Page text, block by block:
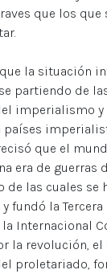
que los que
la situación
partiendo de
imperialismo y
que el
era de guerras
de las cuales se
fundó la Tercera
Internacional
la revolución,
proletariado,